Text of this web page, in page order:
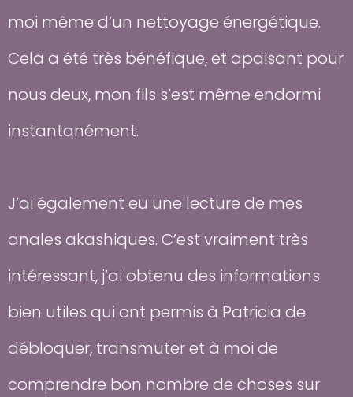
moi même d’un nettoyage énergétique.
Cela a été très bénéfique, et apaisant pour
nous deux, mon fils s’est même endormi
instantanément.
J’ai également eu une lecture de mes
anales akashiques. C’est vraiment très
intéressant, j’ai obtenu des informations
bien utiles qui ont permis à Patricia de
débloquer, transmuter et à moi de
comprendre bon nombre de choses sur